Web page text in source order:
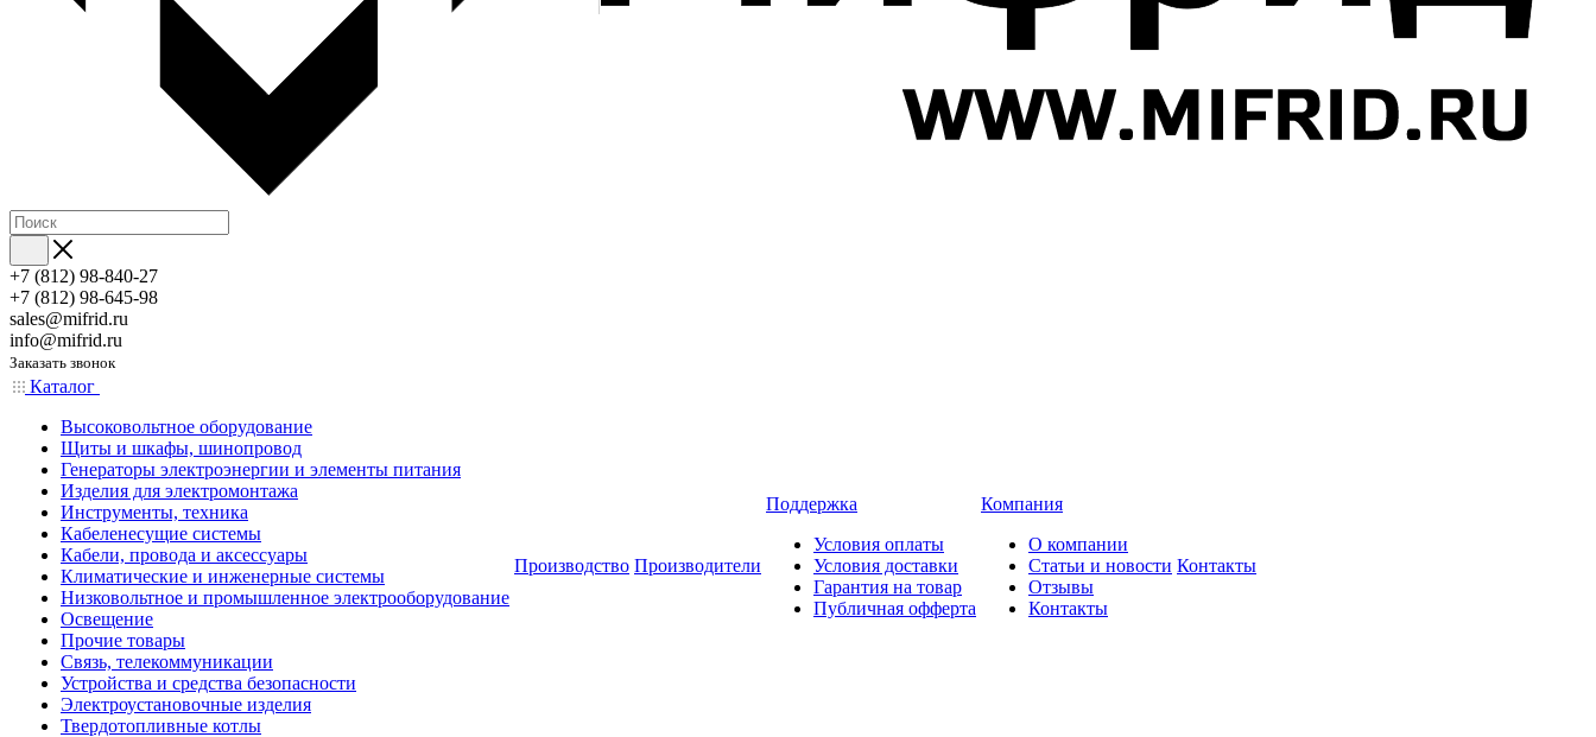
+7 (812) 98-840-27
+7 (812) 98-645-98
sales@mifrid.ru
info@mifrid.ru
Заказать звонок
Каталог
Высоковольтное оборудование
Щиты и шкафы, шинопровод
Генераторы электроэнергии и элементы питания
Изделия для электромонтажа
Инструменты, техника
Кабеленесущие системы
Кабели, провода и аксессуары
Климатические и инженерные системы
Низковольтное и промышленное электрооборудование
Освещение
Прочие товары
Связь, телекоммуникации
Устройства и средства безопасности
Электроустановочные изделия
Твердотопливные котлы
Производство Производители
Поддержка
Условия оплаты
Условия доставки
Гарантия на товар
Публичная офферта
Компания
О компании
Статьи и новости
Отзывы
Контакты
Контакты